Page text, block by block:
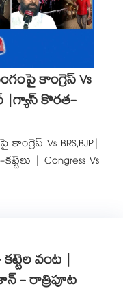
కాంగ్రెస్ Vs
|గ్యాస్ కొరత-
Vs BRS,BJP|
| Congress Vs
వంట |
- రాత్రిపూట